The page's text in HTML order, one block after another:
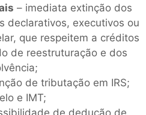
– imediata extinção dos
declarativos, executivos ou
que respeitem a créditos
de reestruturação e dos
de tributação em IRS;
e IMT;
de dedução de